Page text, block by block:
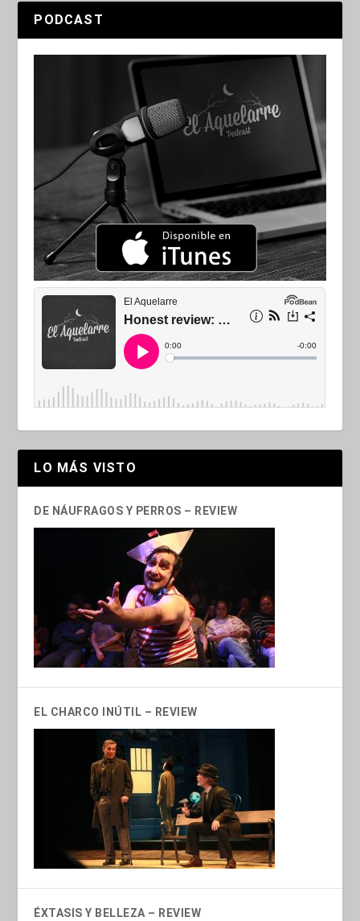
PODCAST
LO MÁS VISTO
DE NÁUFRAGOS Y PERROS – REVIEW
EL CHARCO INÚTIL – REVIEW
ÉXTASIS Y BELLEZA – REVIEW